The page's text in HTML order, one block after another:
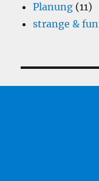
Planung (11)
strange &